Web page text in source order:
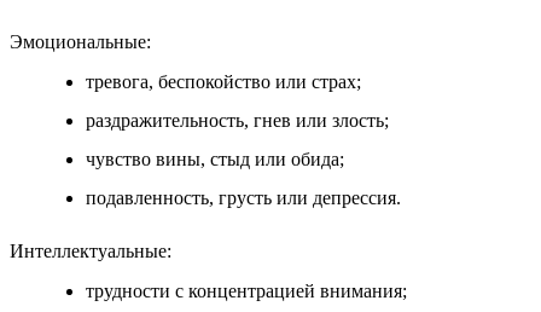
Эмоциональные:
тревога, беспокойство или страх;
раздражительность, гнев или злость;
чувство вины, стыд или обида;
подавленность, грусть или депрессия.
Интеллектуальные:
трудности с концентрацией внимания;